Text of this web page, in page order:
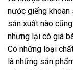
nước giếng
sản xuất nào
nhưng lại có giá
Có những loại
là những sản